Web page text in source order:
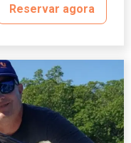
Reservar agora